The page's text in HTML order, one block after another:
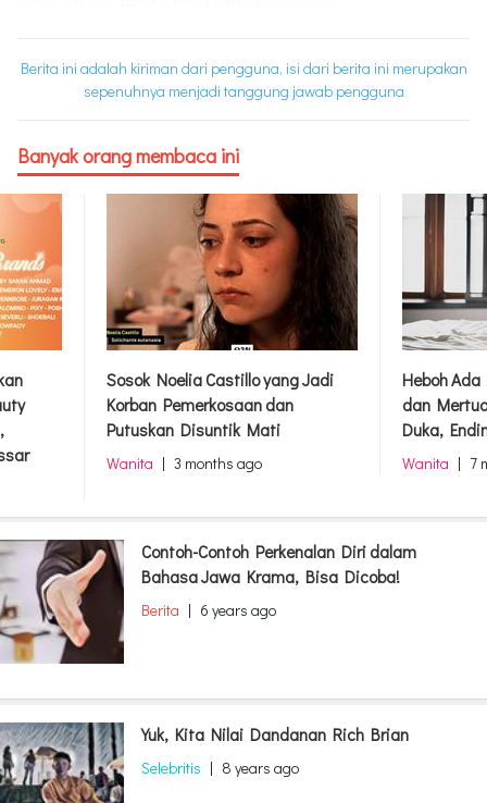
Berita ini adalah kiriman dari pengguna, isi dari berita ini merupakan
sepenuhnya menjadi tanggung jawab pengguna
Banyak orang membaca ini
Sosok Noelia Castillo yang Jadi
Korban Pemerkosaan dan
Putuskan Disuntik Mati
Wanita | 3 months ago
Heboh
dan
Duka,
Wanita | 7
Contoh-Contoh Perkenalan Diri dalam
Bahasa Jawa Krama, Bisa Dicoba!
Berita | 6 years ago
Yuk, Kita Nilai Dandanan Rich Brian
Selebritis | 8 years ago